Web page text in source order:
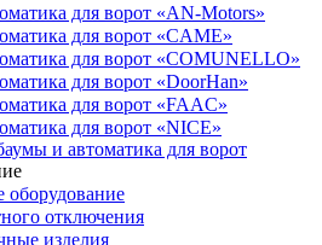
для ворот «AN-Motors»
для ворот «CAME»
для ворот «COMUNELLO»
для ворот «DoorHan»
для ворот «FAAC»
для ворот «NICE»
и автоматика для ворот
оборудование
отключения
изделия